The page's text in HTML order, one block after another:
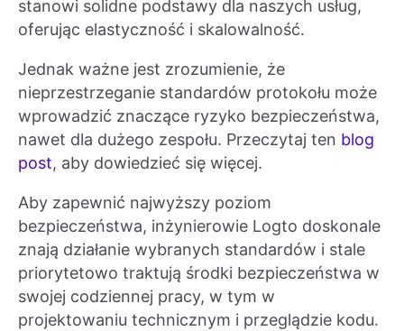
stanowi solidne podstawy dla naszych usług,
oferując elastyczność i skalowalność.
Jednak ważne jest zrozumienie, że
nieprzestrzeganie standardów protokołu może
wprowadzić znaczące ryzyko bezpieczeństwa,
nawet dla dużego zespołu. Przeczytaj ten blog
post, aby dowiedzieć się więcej.
Aby zapewnić najwyższy poziom
bezpieczeństwa, inżynierowie Logto doskonale
znają działanie wybranych standardów i stale
priorytetowo traktują środki bezpieczeństwa w
swojej codziennej pracy, w tym w
projektowaniu technicznym i przeglądzie kodu.